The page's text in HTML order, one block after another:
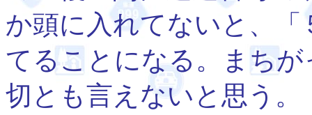
か頭に入れてないと、
てることになる。まち
切とも言えないと思う。